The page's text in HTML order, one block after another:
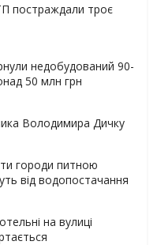
постраждали троє
недобудований 90-
50 млн грн
Володимира Дичку
городи питною
від водопостачання
на вулиці